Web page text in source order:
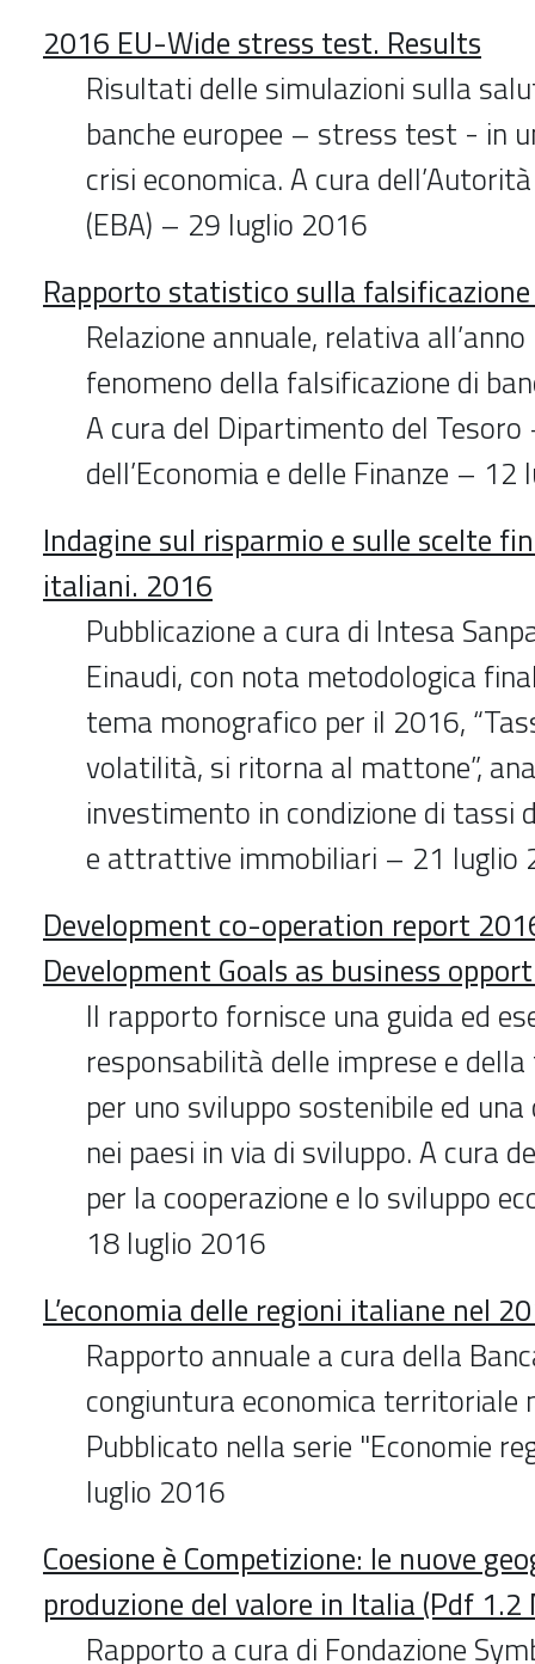
2016 EU-Wide stress test. Results
Risultati delle simulazioni sulla
banche europee – stress test - in
crisi economica. A cura
(EBA) – 29 luglio 2016
Rapporto statistico sulla falsificazione
Relazione annuale, relativa
fenomeno della falsificazione di
A cura del Dipartimento del
dell’Economia e delle Finanze – 12
Indagine sul risparmio e sulle scelte
italiani. 2016
Pubblicazione a cura di Intesa
Einaudi, con nota metodologica
tema monografico per il 2016,
volatilità, si ritorna al mattone”,
investimento in condizione di tassi
e attrattive immobiliari – 21 luglio
Development co-operation report
Development Goals as business
Il rapporto fornisce una guida ed
responsabilità delle imprese e
per uno sviluppo sostenibile ed
nei paesi in via di sviluppo. A cura
per la cooperazione e lo sviluppo
18 luglio 2016
L’economia delle regioni italiane nel
Rapporto annuale a cura della
congiuntura economica territoriale
Pubblicato nella serie "Economie
luglio 2016
Coesione è Competizione: le nuove
produzione del valore in Italia (Pdf 1.2
Rapporto a cura di Fondazione